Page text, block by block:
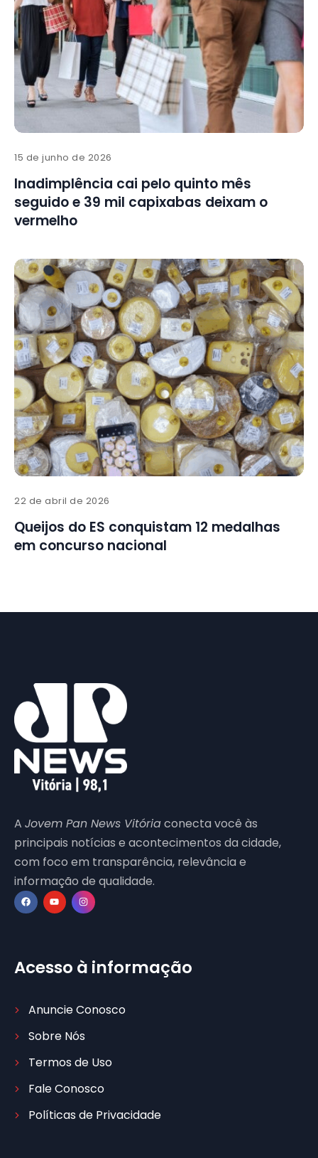
15 de junho de 2026
Inadimplência cai pelo quinto mês
seguido e 39 mil capixabas deixam o
vermelho
22 de abril de 2026
Queijos do ES conquistam 12 medalhas
em concurso nacional
A Jovem Pan News Vitóriaconecta você às
principais notícias e acontecimentos da cidade,
com foco em transparência, relevância e
informação de qualidade.
Acesso à informação
Anuncie Conosco
Sobre Nós
Termos de Uso
Fale Conosco
Políticas de Privacidade